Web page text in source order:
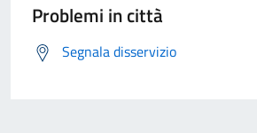
Problemi in città
Segnala disservizio